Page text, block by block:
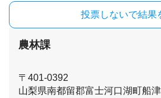
投票しないで結果
農林課
〒401-0392
山梨県南都留郡富士河口湖町船